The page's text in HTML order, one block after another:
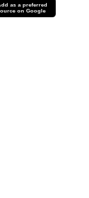
as a preferred
on Google